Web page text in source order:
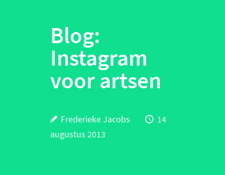
Blog:
Instagram
voor artsen
Frederieke Jacobs
14
augustus 2013